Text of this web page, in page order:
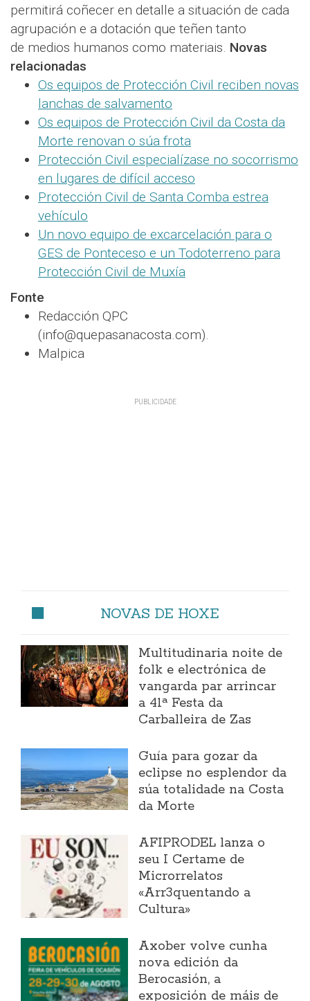
permitirá coñecer en detalle a situación de cada
agrupación e a dotación que teñen tanto
de medios humanos como materiais. Novas
relacionadas
Os equipos de Protección Civil reciben novas
lanchas de salvamento
Os equipos de Protección Civil da Costa da
Morte renovan o súa frota
Protección Civil especialízase no socorrismo
en lugares de difícil acceso
Protección Civil de Santa Comba estrea
vehículo
Un novo equipo de excarcelación para o
GES de Ponteceso e un Todoterreno para
Protección Civil de Muxía
Fonte
Redacción QPC
(info@quepasanacosta.com).
Malpica
NOVAS DE HOXE
Multitudinaria noite de
folk e electrónica de
vangarda par arrincar
a 41ª Festa da
Carballeira de Zas
Guía para gozar da
eclipse no esplendor da
súa totalidade na Costa
da Morte
AFIPRODEL lanza o
seu I Certame de
Microrrelatos
«Arr3quentando a
Cultura»
Axober volve cunha
nova edición da
Berocasión, a
exposición de máis de